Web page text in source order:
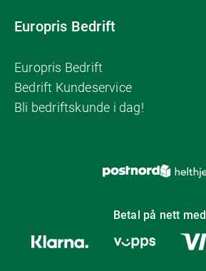
Europris Bedrift
Europris Bedrift
Bedrift Kundeservice
Bli bedriftskunde i dag!
Betal på nett med